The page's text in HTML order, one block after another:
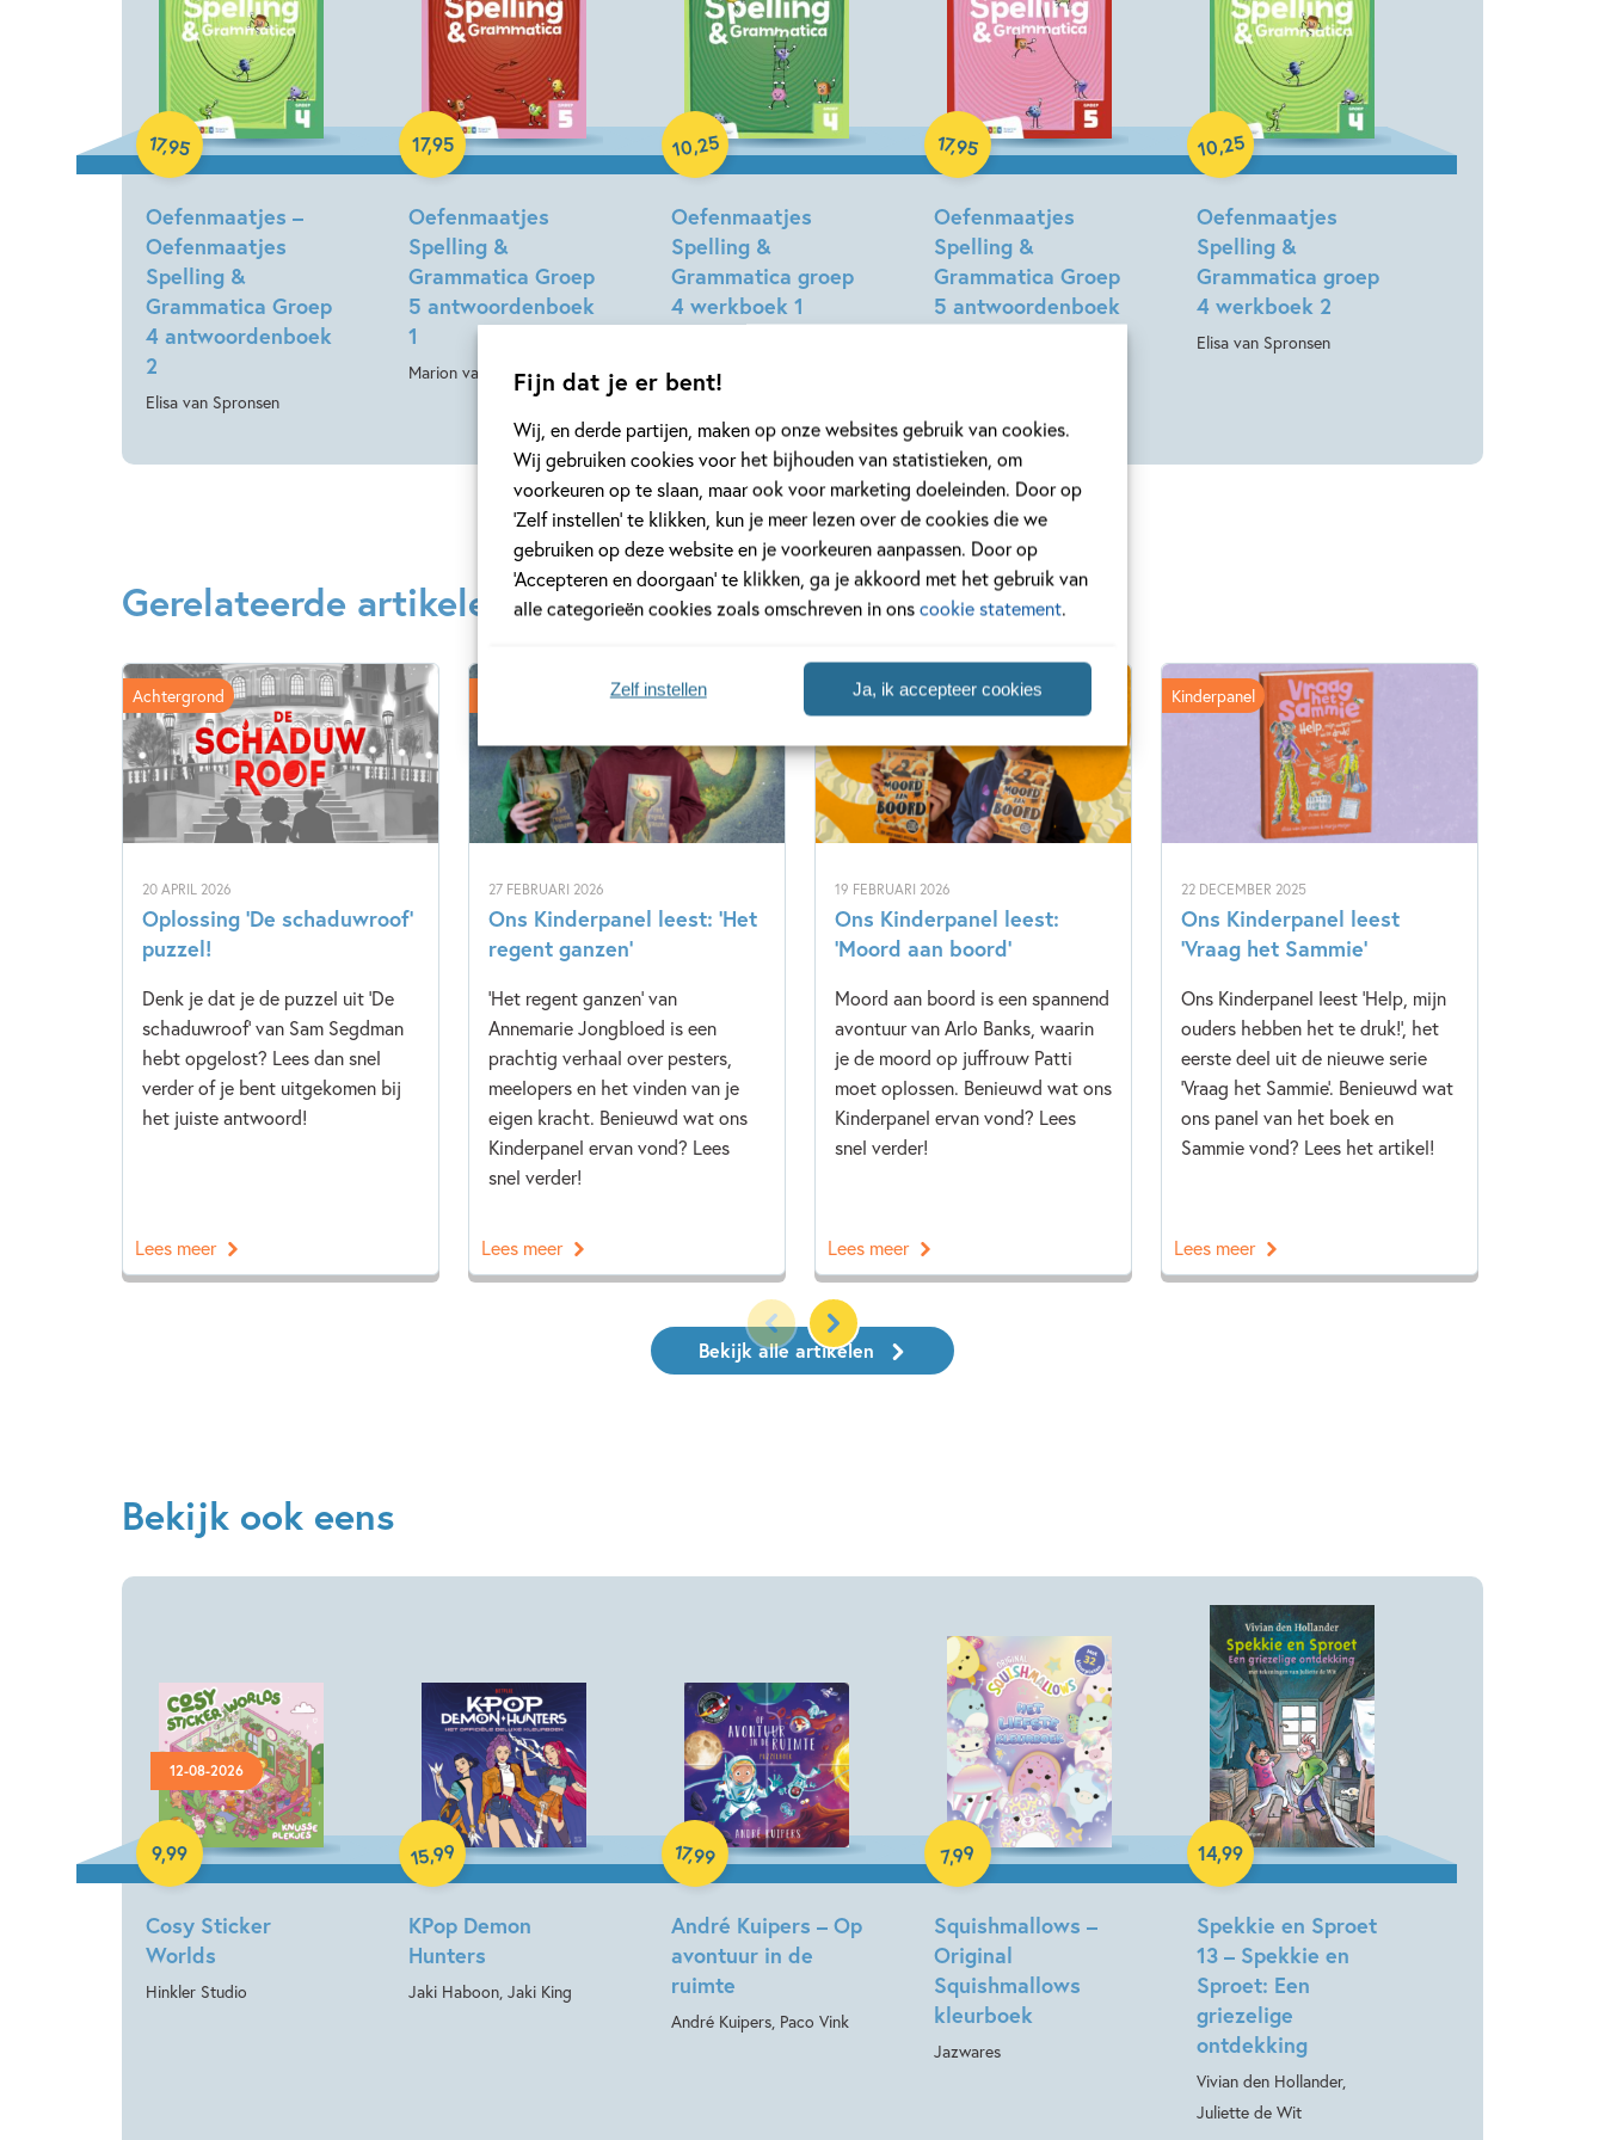
Fijn dat je er bent!
Wij, en derde partijen, maken op onze websites gebruik van cookies.
Wij gebruiken cookies voor het bijhouden van statistieken, om
voorkeuren op te slaan, maar ook voor marketing doeleinden. Door op
‘Zelf instellen’ te klikken, kun je meer lezen over de cookies die we
gebruiken op deze website en je voorkeuren aanpassen. Door op
‘Accepteren en doorgaan’ te klikken, ga je akkoord met het gebruik van
alle categorieën cookies zoals omschreven in onscookie statement.
Ja, ik accepteer cookies
Zelf instellen
spellingmethodes.
Oefenen is leuker én makkelijker met een maatje erbij!
Oefenmaatjes –
Oefenmaatjes
Spelling &
Grammatica Groep
4 antwoordenboek
2
Elisa van Spronsen
17,95
Paperback
Oefenmaatjes
Spelling &
Grammatica Groep
5 antwoordenboek
1
Marion van der Meulen
17,95
Paperback
Oefenmaatjes
Spelling &
Grammatica groep
4 werkboek 1
10,25
Paperback
Oefenmaatjes
Spelling &
Grammatica Groep
5 antwoordenboek
17,95
Paperback
Oefenmaatjes
Spelling &
Grammatica groep
4 werkboek 2
Elisa van Spronsen
10,25
Paperback
Gerelateerde artikelen
20 APRIL 2026
Oplossing ‘De schaduwroof’
puzzel!
Denk je dat je de puzzel uit 'De
schaduwroof' van Sam Segdman
hebt opgelost? Lees dan snel
verder of je bent uitgekomen bij
het juiste antwoord!
Achtergrond
Lees meer
27 FEBRUARI 2026
Ons Kinderpanel leest: ‘Het
regent ganzen’
'Het regent ganzen' van
Annemarie Jongbloed is een
prachtig verhaal over pesters,
meelopers en het vinden van je
eigen kracht. Benieuwd wat ons
Kinderpanel ervan vond? Lees
snel verder!
Lees meer
19 FEBRUARI 2026
Ons Kinderpanel leest:
‘Moord aan boord’
Moord aan boord is een spannend
avontuur van Arlo Banks, waarin
je de moord op juffrouw Patti
moet oplossen. Benieuwd wat ons
Kinderpanel ervan vond? Lees
snel verder!
Kinderpanel
Lees meer
22 DECEMBER 2025
Ons Kinderpanel leest
‘Vraag het Sammie’
Ons Kinderpanel leest 'Help, mijn
ouders hebben het te druk!', het
eerste deel uit de nieuwe serie
'Vraag het Sammie'. Benieuwd wat
ons panel van het boek en
Sammie vond? Lees het artikel!
Kinderpanel
Lees meer
Bekijk alle artikelen
Bekijk ook eens
12-08-2026
Cosy Sticker
Worlds
Hinkler Studio
9,99
Paperback
KPop Demon
Hunters
Jaki Haboon, Jaki King
15,99
Paperback
André Kuipers – Op
avontuur in de
ruimte
André Kuipers, Paco Vink
17,99
Hardcover
Squishmallows –
Original
Squishmallows
kleurboek
Jazwares
7,99
Paperback
Spekkie en Sproet
13 – Spekkie en
Sproet: Een
griezelige
ontdekking
Vivian den Hollander,
Juliette de Wit
14,99
Hardcover